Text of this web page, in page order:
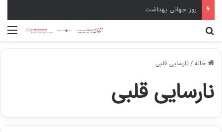
سال نو مبارک
خانه / نارسایی قلبی
نارسایی قلبی